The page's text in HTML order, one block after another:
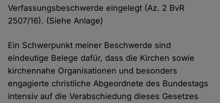
Verfassungsbeschwerde eingelegt (Az. 2 BvR
2507/16). (Siehe Anlage)
Ein Schwerpunkt meiner Beschwerde sind
eindeutige Belege dafür, dass die Kirchen sowie
kirchennahe Organisationen und besonders
engagierte christliche Abgeordnete des Bundestags
intensiv auf die Verabschiedung dieses Gesetzes